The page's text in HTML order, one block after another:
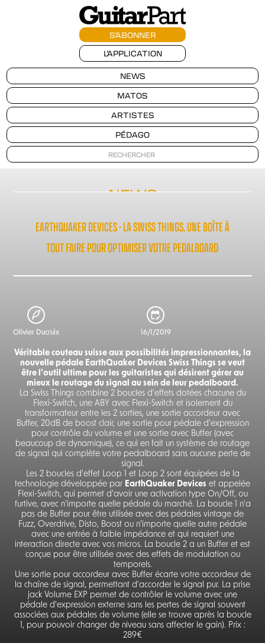
S'ABONNER
L'APPLICATION
NEWS
MATOS
ARTISTES
PÉDAGO
NEWS
EARTHQUAKER DEVICES - LA SWISS THINGS, UNE BOÎTE À
TOUT FAIRE POUR OPTIMISER VOTRE PEDALBOARD
Olivier Ducruix 16/1/2019
Véritable couteau suisse aux possibilités impressionnantes, la
nouvelle pédale EarthQuaker Devices Swiss Things se veut
être l'outil ultime pour les guitaristes qui désirent gérer au
mieux le routage du signal au sein de leur pedalboard.
La Swiss Things combine 2 boucles d'effets dotées chacune du
Flexi-Switch, une ABY avec Flexi-Switch et isolement du
transformateur entre les 2 sorties, une sortie accordeur avec
Buffer, 20dB de boost clair, une sortie pour pédale d'expression
pour contrôle du volume et une sortie avec Buffer (avec
beaucoup de dynamique), ce qui en fait un système de routage
de signal qui complète votre pedalboard sans aucune perte de
signal.
Les 2 boucles d'effet Loop 1 et Loop 2 sont équipées de la
technologie développée par EarthQuaker Devices et appelée
Flexi-Switch, qui permet d'avoir une activation type On/Off, ou
furtive, avec n'importe quelle pédale du marché. La boucle 1 n'a
pas de Buffer pour être utilisée avec des pédales vintage de
Fuzz, Overdrive, Disto, Boost ou n'importe quelle autre pédale
avec une entrée à faible impédance et qui requiert une
interaction directe avec vos micros. La boucle 2 a un Buffer et est
conçue pour être utilisée avec des effets de modulation ou
temporels.
Une sortie pour accordeur avec Buffer écarte votre accordeur de
la chaîne de signal, permettant d'accorder le signal pur. La prise
jack Volume EXP permet de contrôler le volume avec une
pédale d'expression externe sans les pertes de signal souvent
associées aux pédales de volume (elle se trouve après la boucle
1, pour pouvoir changer de niveau sans affecter le gain). Prix :
289€